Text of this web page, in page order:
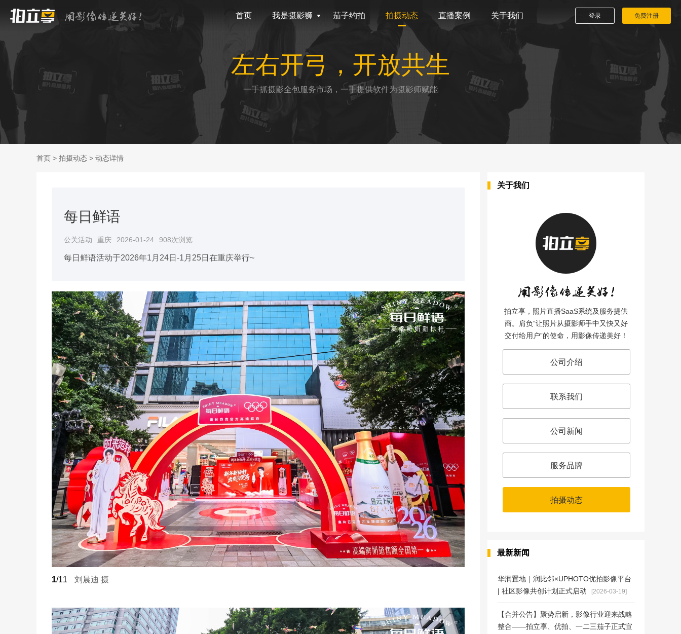
首页 我是摄影狮 茄子约拍 拍摄动态 直播案例 关于我们 登录 免费注册
左右开弓，开放共生
一手抓摄影全包服务市场，一手提供软件为摄影师赋能
首页 > 拍摄动态 > 动态详情
每日鲜语
公关活动 重庆 2026-01-24 908次浏览
每日鲜语活动于2026年1月24日-1月25日在重庆举行~
1/11 刘晨迪 摄
关于我们
拍立享，照片直播SaaS系统及服务提供
商。肩负“让照片从摄影师手中又快又好
交付给用户”的使命，用影像传递美好！
公司介绍
联系我们
公司新闻
服务品牌
拍摄动态
最新新闻
华润置地｜润比邻×UPHOTO优拍影像平台
| 社区影像共创计划正式启动
[2026-03-19]
【合并公告】聚势启新，影像行业迎来战略
整合——拍立享、优拍、一二三茄子正式宣